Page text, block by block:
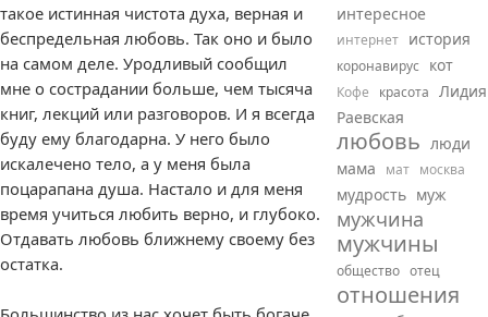
такое истинная чистота духа, верная и
беспредельная любовь. Так оно и было
на самом деле. Уродливый сообщил
мне о сострадании больше, чем тысяча
книг, лекций или разговоров. И я всегда
буду ему благодарна. У него было
искалечено тело, а у меня была
поцарапана душа. Настало и для меня
время учиться любить верно, и глубоко.
Отдавать любовь ближнему своему без
остатка.
интересное
интернет история
коронавирус кот
Кофе красота Лидия
Раевская
любовь люди
мама
мат москва
мудрость муж
мужчина
мужчины
общество отец
отношения